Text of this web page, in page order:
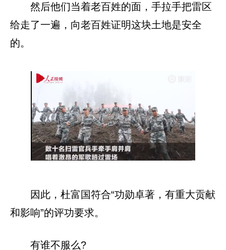
然后他们当着老百姓的面，手拉手把雷区
给走了一遍，向老百姓证明这块土地是安全
的。
因此，杜富国符合“功勋卓著，有重大贡献
和影响”的评功要求。
有谁不服么?